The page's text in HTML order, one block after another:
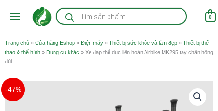
Tìm
kiếm
sản
0
Trang chủ » Cửa hàng Eshop » Điện máy » Thiết bị sức khỏe và làm đẹp » Thiết bị thể
thao & thể hình » Dụng cụ khác » Xe đạp thể dục liên hoàn Airbike MK295 tay chân hông
đùi
-47%